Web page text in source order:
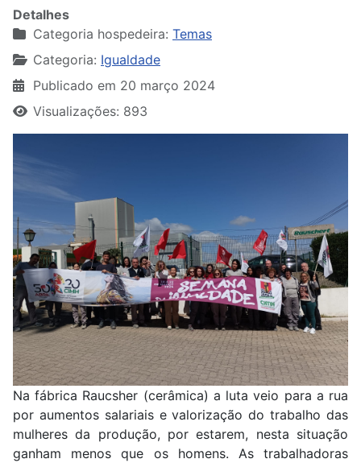
Detalhes
Categoria hospedeira: Temas
Categoria: Igualdade
Publicado em 20 março 2024
Visualizações: 893
Na fábrica Raucsher (cerâmica) a luta veio para a rua
por aumentos salariais e valorização do trabalho das
mulheres da produção, por estarem, nesta situação
ganham menos que os homens. As trabalhadoras